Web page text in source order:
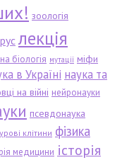
зоологія
лекція
біологія мутації міфи
в Україні наука та
на війні нейронауки
псевдонаука
клітини фізика
медицини історія